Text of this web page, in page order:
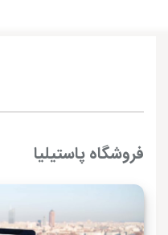
فروشگاه پاستیلیا